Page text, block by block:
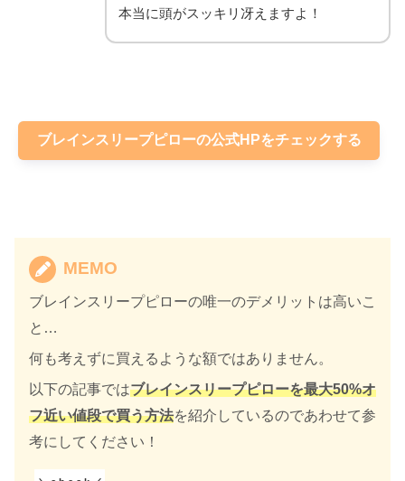
本当に頭がスッキリ冴えますよ！
ブレインスリープピローの公式HPをチェックする
MEMO
ブレインスリープピローの唯一のデメリットは高いこ
と…
何も考えずに買えるような額ではありません。
以下の記事ではブレインスリープピローを最大50%オ
フ近い値段で買う方法を紹介しているのであわせて参
考にしてください！